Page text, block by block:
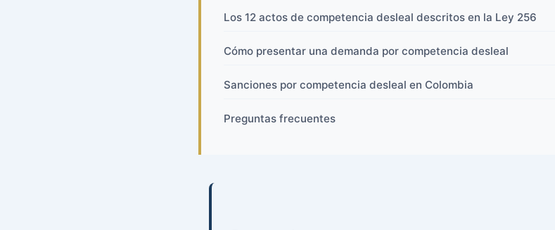
Los 12 actos de competencia desleal descritos en la Ley 256
Cómo presentar una demanda por competencia desleal
Sanciones por competencia desleal en Colombia
Preguntas frecuentes